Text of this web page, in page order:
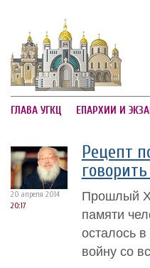
ГЛАВА УГКЦ ЕПАРХИИ И
20 апреля 2014
20:17
Рецепт
Прошлый
памяти
осталось
войну со